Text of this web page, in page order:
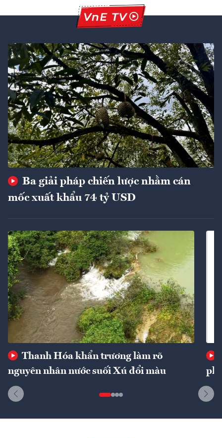
Ba giải pháp chiến lược nhằm cán
mốc xuất khẩu 74 tỷ USD
Thanh Hóa khẩn trương làm rõ
nguyên nhân nước suối Xú đổi màu
phí